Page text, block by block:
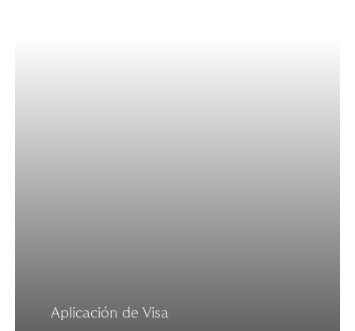
Aplicación de Visa